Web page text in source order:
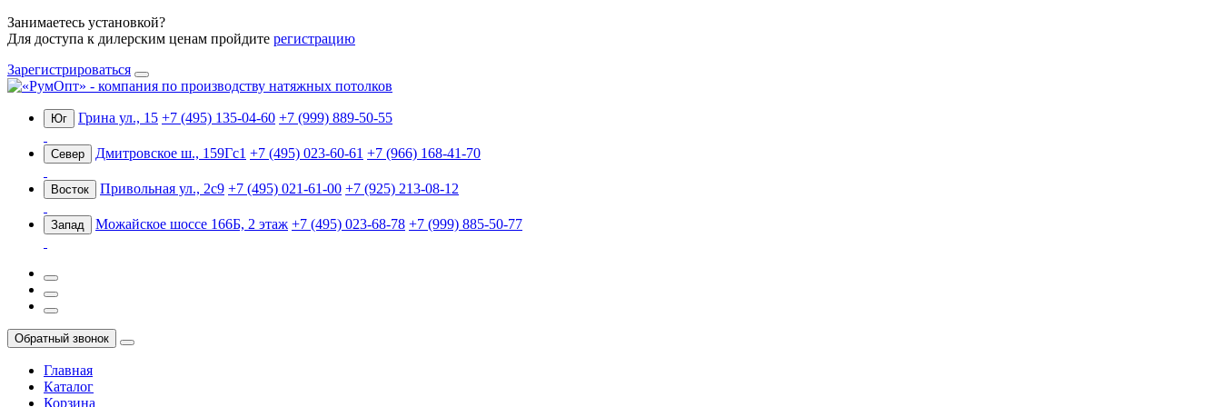
Занимаетесь установкой?
Для доступа к дилерским ценам пройдите регистрацию
Зарегистрироваться
Юг Грина ул., 15 +7 (495) 135-04-60 +7 (999) 889-50-55
Север Дмитровское ш., 159Гс1 +7 (495) 023-60-61 +7 (966) 168-41-70
Восток Привольная ул., 2с9 +7 (495) 021-61-00 +7 (925) 213-08-12
Запад Можайское шоссе 166Б, 2 этаж +7 (495) 023-68-78 +7 (999) 885-50-77
Обратный звонок
Главная
Каталог
Корзина